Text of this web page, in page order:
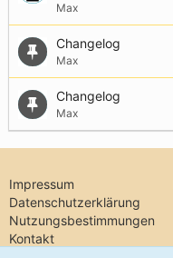
Max
Changelog
Max
Changelog
Max
Impressum
Datenschutzerklärung
Nutzungsbestimmungen
Kontakt